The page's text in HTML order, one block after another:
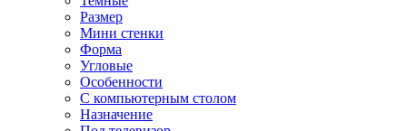
Размер
Мини стенки
Форма
Угловые
Особенности
С компьютерным столом
Назначение